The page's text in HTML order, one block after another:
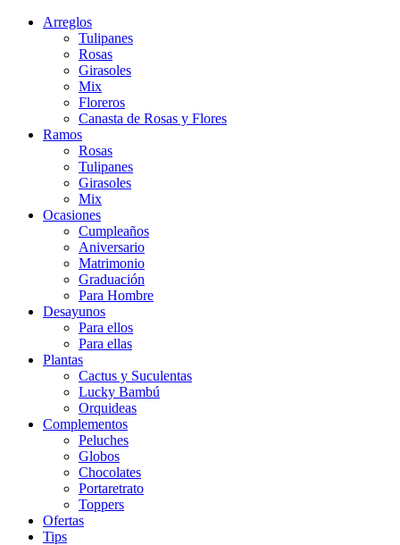
Arreglos
Tulipanes
Rosas
Girasoles
Mix
Floreros
Canasta de Rosas y Flores
Ramos
Rosas
Tulipanes
Girasoles
Mix
Ocasiones
Cumpleaños
Aniversario
Matrimonio
Graduación
Para Hombre
Desayunos
Para ellos
Para ellas
Plantas
Cactus y Suculentas
Lucky Bambú
Orquideas
Complementos
Peluches
Globos
Chocolates
Portaretrato
Toppers
Ofertas
Tips